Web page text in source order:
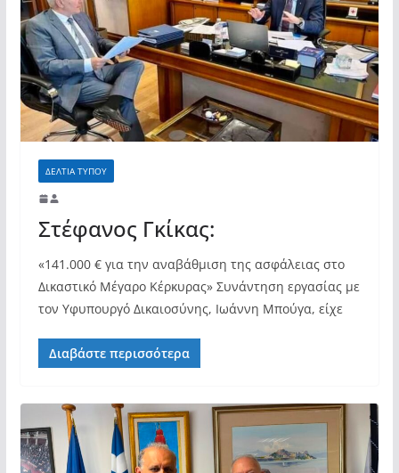
ΔΕΛΤΙΑ ΤΥΠΟΥ
Στέφανος Γκίκας:
«141.000 € για την αναβάθμιση της ασφάλειας στο
Δικαστικό Μέγαρο Κέρκυρας» Συνάντηση εργασίας με
τον Υφυπουργό Δικαιοσύνης, Ιωάννη Μπούγα, είχε
Διαβάστε περισσότερα